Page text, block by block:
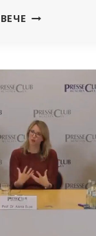
ПОДОБНИ
ТЕЗИ
НА
КОВИД,
ОТКРИВАЕМИ
ШИПОВЕ